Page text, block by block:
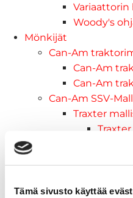
Tämä sivusto käyttää
Variaattorin
Woody's
Mönkijät
Can-Am
Can-Am
Can-Am
Can-Am SSV-
Traxter